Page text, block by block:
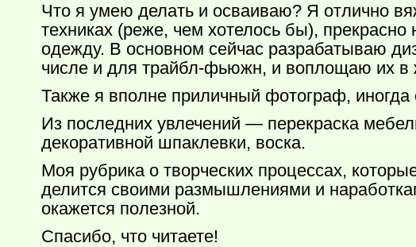
Что я умею делать и осваиваю? Я отлично
техниках (реже, чем хотелось бы),
одежду. В основном сейчас разрабатываю
числе и для трайбл-фьюжн, и воплощаю их в
Также я вполне приличный фотограф,
Из последних увлечений — перекраска
декоративной шпаклевки, воска.
Моя рубрика о творческих процессах,
делится своими размышлениями и
окажется полезной.
Спасибо, что читаете!